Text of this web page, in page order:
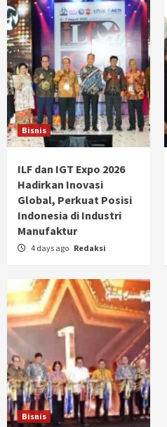
Bisnis
ILF dan IGT Expo 2026
Hadirkan Inovasi
Global, Perkuat Posisi
Indonesia di Industri
Manufaktur
4 days ago Redaksi
Bisnis